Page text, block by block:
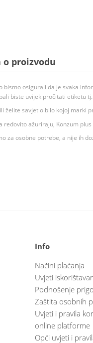
proizvodu
bismo osigurali da je svaka
biste uvijek pročitati etiketu
želite savjet o bilo kojoj marki
ažuriraju, Konzum
za osobne potrebe, a nije ih
Info
Načini plaćanja
Uvjeti
Podnošenje
Zaštita osobnih
Uvjeti i pravila
online platforme
Opći uvjeti i